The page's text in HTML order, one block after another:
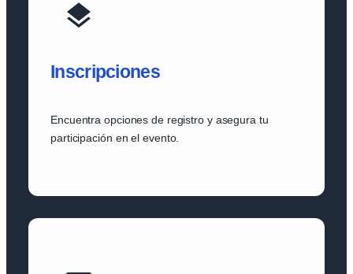
Inscripciones
Encuentra opciones de registro y asegura tu
participación en el evento.